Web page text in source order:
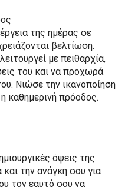
της ημέρας σε
βελτίωση.
με πειθαρχία,
του και να προχωρά
Νιώσε την ικανοποίηση
καθημερινή πρόοδος.
όψεις της
την ανάγκη σου για
τον εαυτό σου να